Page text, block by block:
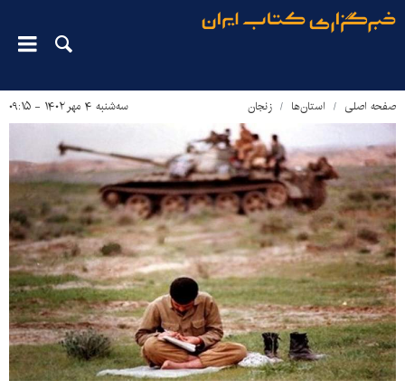
صفحه اصلی استان‌ها زنجان سه‌شنبه ۴ مهر ۱۴۰۲ - ۰۹:۱۵